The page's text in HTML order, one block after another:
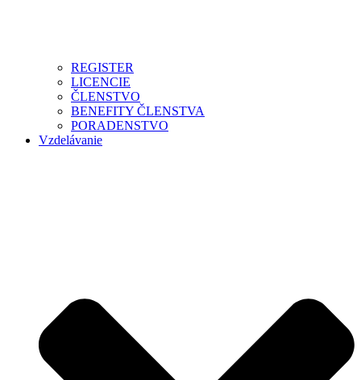
REGISTER
LICENCIE
ČLENSTVO
BENEFITY ČLENSTVA
PORADENSTVO
Vzdelávanie